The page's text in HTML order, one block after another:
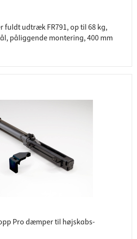
fuldt udtræk FR791, op til 68 kg,
påliggende montering, 400 mm
Pro dæmper til højskabs-